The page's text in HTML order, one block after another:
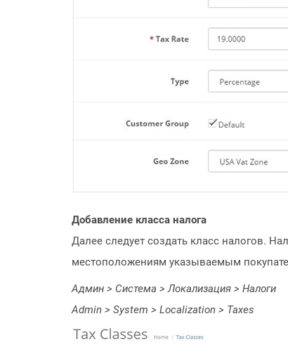
Добавление класса налога
Далее следует создать класс налогов.
местоположениям указываемым
Админ > Система > Локализация > Налоги
Admin > System > Localization > Taxes